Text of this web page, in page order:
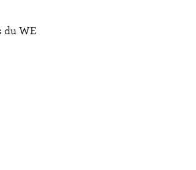
du WE